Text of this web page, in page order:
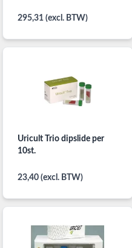
295,31 (excl. BTW)
Uricult Trio dipslide per
10st.
23,40 (excl. BTW)